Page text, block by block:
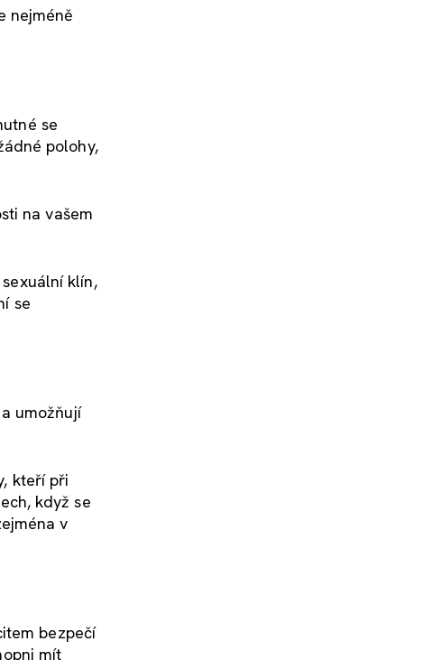
nejméně
se
polohy,
na vašem
klín,
se
umožňují
kteří při
když se
v
bezpečí
mít